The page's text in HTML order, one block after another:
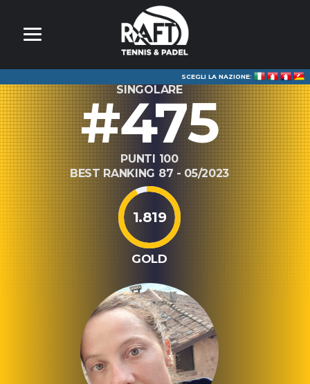
SCEGLI LA NAZIONE:
SINGOLARE
#475
PUNTI 100
BEST RANKING 87 - 05/2023
1.819
GOLD